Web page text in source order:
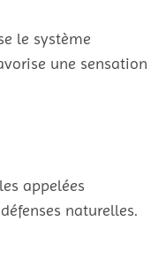
le système
une sensation
appelées
naturelles.